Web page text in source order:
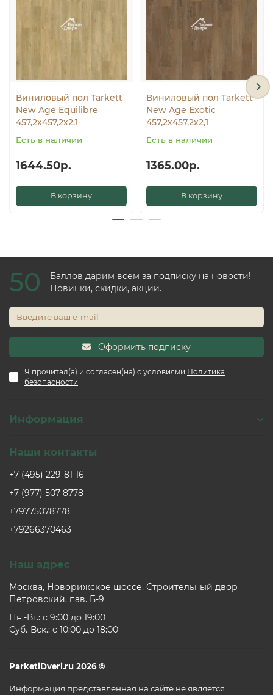
Виниловый пол Tarkett
New Age Equilibre
457,2х457,2х2,1
Есть в наличии
1644.50р.
В корзину
Виниловый пол Tarkett
New Age Exotic
457,2х457,2х2,1
Есть в наличии
1365.00р.
В корзину
50
Баллов дарим всем за подписку на новости!
Новинки, скидки, акции.
Оформить подписку
Я прочитал(а) и согласен(на) с условиями Политика
безопасности
Информация
Наши контакты
+7 (495) 229-81-16
+7 (977) 507-8778
+79775078778
+79266370463
Наш адрес
Москва, Новорижское шоссе, Строительный двор
Петровский, пав. Б-9
Пн.-Вт.: c 9:00 до 19:00
Суб.-Вск.: c 10:00 до 18:00
ParketiDveri.ru 2026 ©
Информация представленная на сайте не является